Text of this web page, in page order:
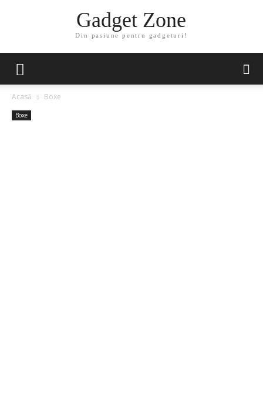
Gadget Zone
Din pasiune pentru gadgeturi!
Acasă Boxe
Boxe